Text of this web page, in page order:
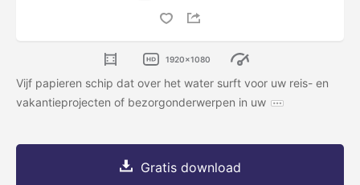
1920x1080
Vijf papieren schip dat over het water surft voor uw reis- en
vakantieprojecten of bezorgonderwerpen in uw
Gratis download